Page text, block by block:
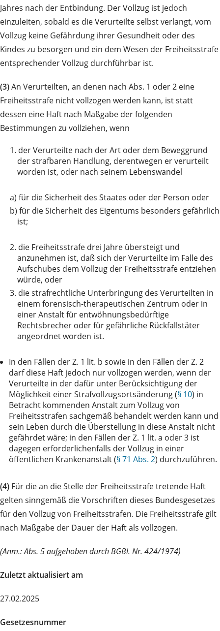
Jahres nach der Entbindung. Der Vollzug ist jedoch
einzuleiten, sobald es die Verurteilte selbst verlangt, vom
Vollzug keine Gefährdung ihrer Gesundheit oder des
Kindes zu besorgen und ein dem Wesen der Freiheitsstrafe
entsprechender Vollzug durchführbar ist.
(3)An Verurteilten, an denen nach Abs. 1 oder 2 eine
Freiheitsstrafe nicht vollzogen werden kann, ist statt
dessen eine Haft nach Maßgabe der folgenden
Bestimmungen zu vollziehen, wenn
1. der Verurteilte nach der Art oder dem Beweggrund
der strafbaren Handlung, derentwegen er verurteilt
worden ist, oder nach seinem Lebenswandel
a) für die Sicherheit des Staates oder der Person oder
b) für die Sicherheit des Eigentums besonders gefährlich
ist;
2. die Freiheitsstrafe drei Jahre übersteigt und
anzunehmen ist, daß sich der Verurteilte im Falle des
Aufschubes dem Vollzug der Freiheitsstrafe entziehen
würde, oder
3. die strafrechtliche Unterbringung des Verurteilten in
einem forensisch-therapeutischen Zentrum oder in
einer Anstalt für entwöhnungsbedürftige
Rechtsbrecher oder für gefährliche Rückfallstäter
angeordnet worden ist.
In den Fällen der Z. 1 lit. b sowie in den Fällen der Z. 2
darf diese Haft jedoch nur vollzogen werden, wenn der
Verurteilte in der dafür unter Berücksichtigung der
Möglichkeit einer Strafvollzugsortsänderung (§ 10) in
Betracht kommenden Anstalt zum Vollzug von
Freiheitsstrafen sachgemäß behandelt werden kann und
sein Leben durch die Überstellung in diese Anstalt nicht
gefährdet wäre; in den Fällen der Z. 1 lit. a oder 3 ist
dagegen erforderlichenfalls der Vollzug in einer
öffentlichen Krankenanstalt (§ 71 Abs. 2) durchzuführen.
(4) Für die an die Stelle der Freiheitsstrafe tretende Haft
gelten sinngemäß die Vorschriften dieses Bundesgesetzes
für den Vollzug von Freiheitsstrafen. Die Freiheitsstrafe gilt
nach Maßgabe der Dauer der Haft als vollzogen.
(Anm.: Abs. 5 aufgehoben durch BGBl. Nr. 424/1974)
Zuletzt aktualisiert am
27.02.2025
Gesetzesnummer